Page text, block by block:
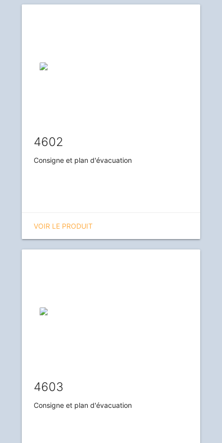
4602
Consigne et plan d'évacuation
VOIR LE PRODUIT
4603
Consigne et plan d'évacuation